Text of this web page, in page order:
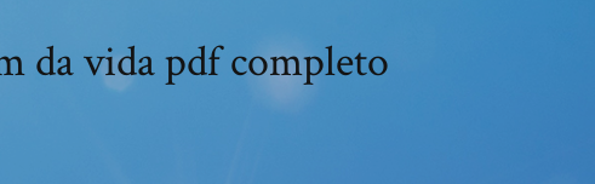
da vida pdf completo